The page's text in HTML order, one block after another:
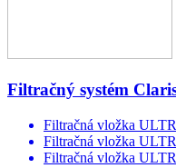
Filtračný systém
Filtračná vložka
Filtračná vložka
Filtračná vložka